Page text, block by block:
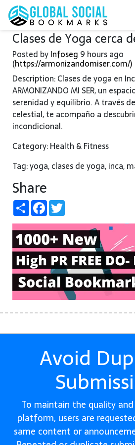
Clases de Yoga cerca
Posted byInfoseg 9 hours ago
(https://armonizandomiser.com/)
Description: Clases de yoga en
ARMONIZANDO MI SER, un
serenidad y equilibrio. A través
celestial, te acompaño a
incondicional.
Category: Health & Fitness
Tag: yoga, clases de yoga, inca,
Share
ShareFacebook
Avoid
To maintain the quality
platform, users are
same content or